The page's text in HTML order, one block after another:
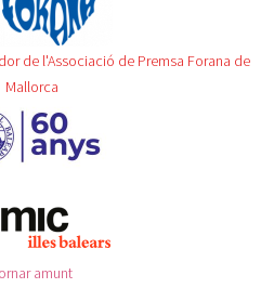
de l'Associació de Premsa Forana de
Mallorca
amunt